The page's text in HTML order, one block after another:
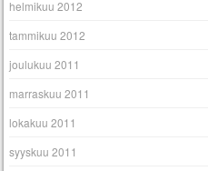
helmikuu 2012
tammikuu 2012
joulukuu 2011
marraskuu 2011
lokakuu 2011
syyskuu 2011